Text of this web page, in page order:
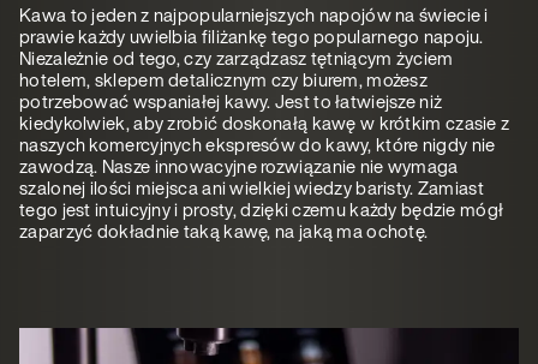
Kawa to jeden z najpopularniejszych napojów na świecie i
prawie każdy uwielbia filiżankę tego popularnego napoju.
Niezależnie od tego, czy zarządzasz tętniącym życiem
hotelem, sklepem detalicznym czy biurem, możesz
potrzebować wspaniałej kawy. Jest to łatwiejsze niż
kiedykolwiek, aby zrobić doskonałą kawę w krótkim czasie z
naszych komercyjnych ekspresów do kawy, które nigdy nie
zawodzą. Nasze innowacyjne rozwiązanie nie wymaga
szalonej ilości miejsca ani wielkiej wiedzy baristy. Zamiast
tego jest intuicyjny i prosty, dzięki czemu każdy będzie mógł
zaparzyć dokładnie taką kawę, na jaką ma ochotę.